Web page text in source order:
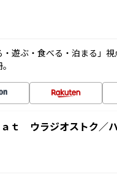
・遊ぶ・食べる・泊まる」
ｔ ウラジオストク／